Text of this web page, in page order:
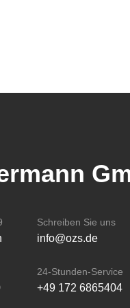
Schreiben Sie uns
info@ozs.de
24-Stunden-Service
+49 172 6865404